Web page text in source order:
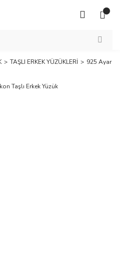
TAŞLI ERKEK YÜZÜKLERİ 925 Ayar